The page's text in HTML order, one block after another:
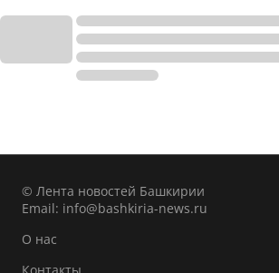
© Лента новостей Башкирии
Email: info@bashkiria-news.ru
О нас